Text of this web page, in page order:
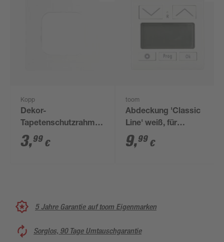
Kopp
Dekor-
Tapetenschutzrahmen
transparent 3 Stück
7,2 x 7,2 cm
3,99 €
toom
Abdeckung 'Classic
Line' weiß, für
Zeitschaltuhr
9,99 €
5 Jahre Garantie auf toom Eigenmarken
Sorglos, 90 Tage Umtauschgarantie